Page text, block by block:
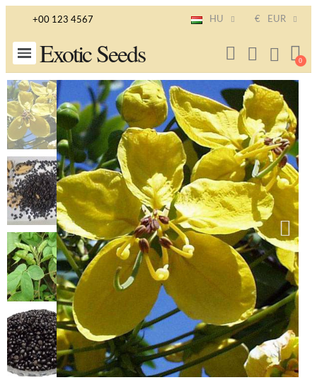
+00 123 4567 HU € EUR
Exotic Seeds